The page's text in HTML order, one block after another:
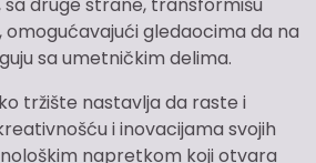
gledaocima da na
sa umetničkim delima.
tržište nastavlja da raste i
i inovacijama svojih
napretkom koji otvara